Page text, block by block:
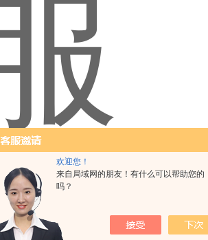
欢迎您！
来自局域网的朋友！有什么可以帮助您的
吗？